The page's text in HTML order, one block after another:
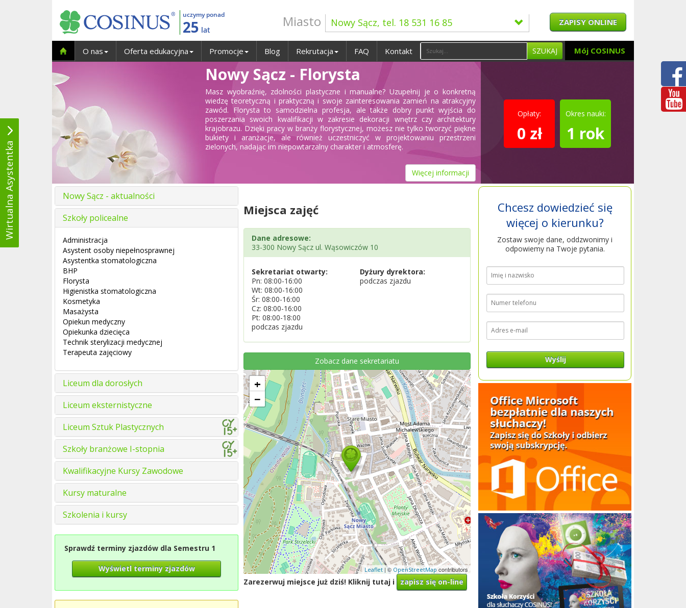
uczymy ponad
25 lat
Miasto Nowy Sącz, tel. 18 531 16 85 ZAPISY ONLINE
Mój COSINUS
O nas Oferta edukacyjna Promocje Blog Rekrutacja FAQ Kontakt SZUKAJ
Nowy Sącz - Florysta
Masz wyobraźnię, zdolności plastyczne i manualne? Uzupełnij je o konkretną
wiedzę teoretyczną i praktyczną i swoje zainteresowania zamień na atrakcyjny
zawód. Florysta to samodzielna profesja, ale także dobry punkt wyjścia do
poszerzania swoich kwalifikacji w zakresie dekoracji wnętrz czy architektury
krajobrazu. Dzięki pracy w branży florystycznej, możesz nie tylko tworzyć piękne
bukiety i aranżacje, ale również uczestniczyć w projektowaniu przestrzeni
zielonych, nadając im niepowtarzalny charakter i atmosferę.
Więcej informacji
Opłaty:
0 zł
Okres nauki:
1 rok
Nowy Sącz - aktualności
Szkoły policealne
Administracja
Asystent osoby niepełnosprawnej
Asystentka stomatologiczna
BHP
Florysta
Higienistka stomatologiczna
Kosmetyka
Masażysta
Opiekun medyczny
Opiekunka dziecięca
Technik sterylizacji medycznej
Terapeuta zajęciowy
Liceum dla dorosłych
Liceum eksternistyczne
Liceum Sztuk Plastycznych
Szkoły branżowe I-stopnia
Kwalifikacyjne Kursy Zawodowe
Kursy maturalne
Szkolenia i kursy
Sprawdź terminy zjazdów dla Semestru 1
Wyświetl terminy zjazdów
Miejsca zajęć
Dane adresowe:
33-300 Nowy Sącz ul. Wąsowiczów 10
Sekretariat otwarty:
Pn: 08:00-16:00
Wt: 08:00-16:00
Śr: 08:00-16:00
Cz: 08:00-16:00
Pt: 08:00-18:00
podczas zjazdu
Dyżury dyrektora:
podczas zjazdu
Zobacz dane sekretariatu
+
−
Leaflet | © OpenStreetMapcontributors
Zarezerwuj miejsce już dziś! Kliknij tutaj i zapisz się on-line
Chcesz dowiedzieć się
więcej o kierunku?
Zostaw swoje dane, oddzwonimy i
odpowiemy na Twoje pytania.
Wyślij
Wirtualna Asystentka